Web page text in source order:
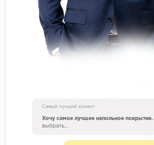
Самый лучший клиент
Хочу самое лучшее напольное покрытие.
выбрать…